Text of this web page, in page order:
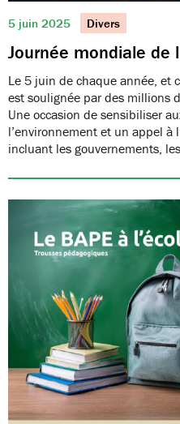
5 juin 2025 Divers
Journée mondiale de
Le 5 juin de chaque année, et
est soulignée par des millions
Une occasion de sensibiliser
l’environnement et un appel à
incluant les gouvernements,